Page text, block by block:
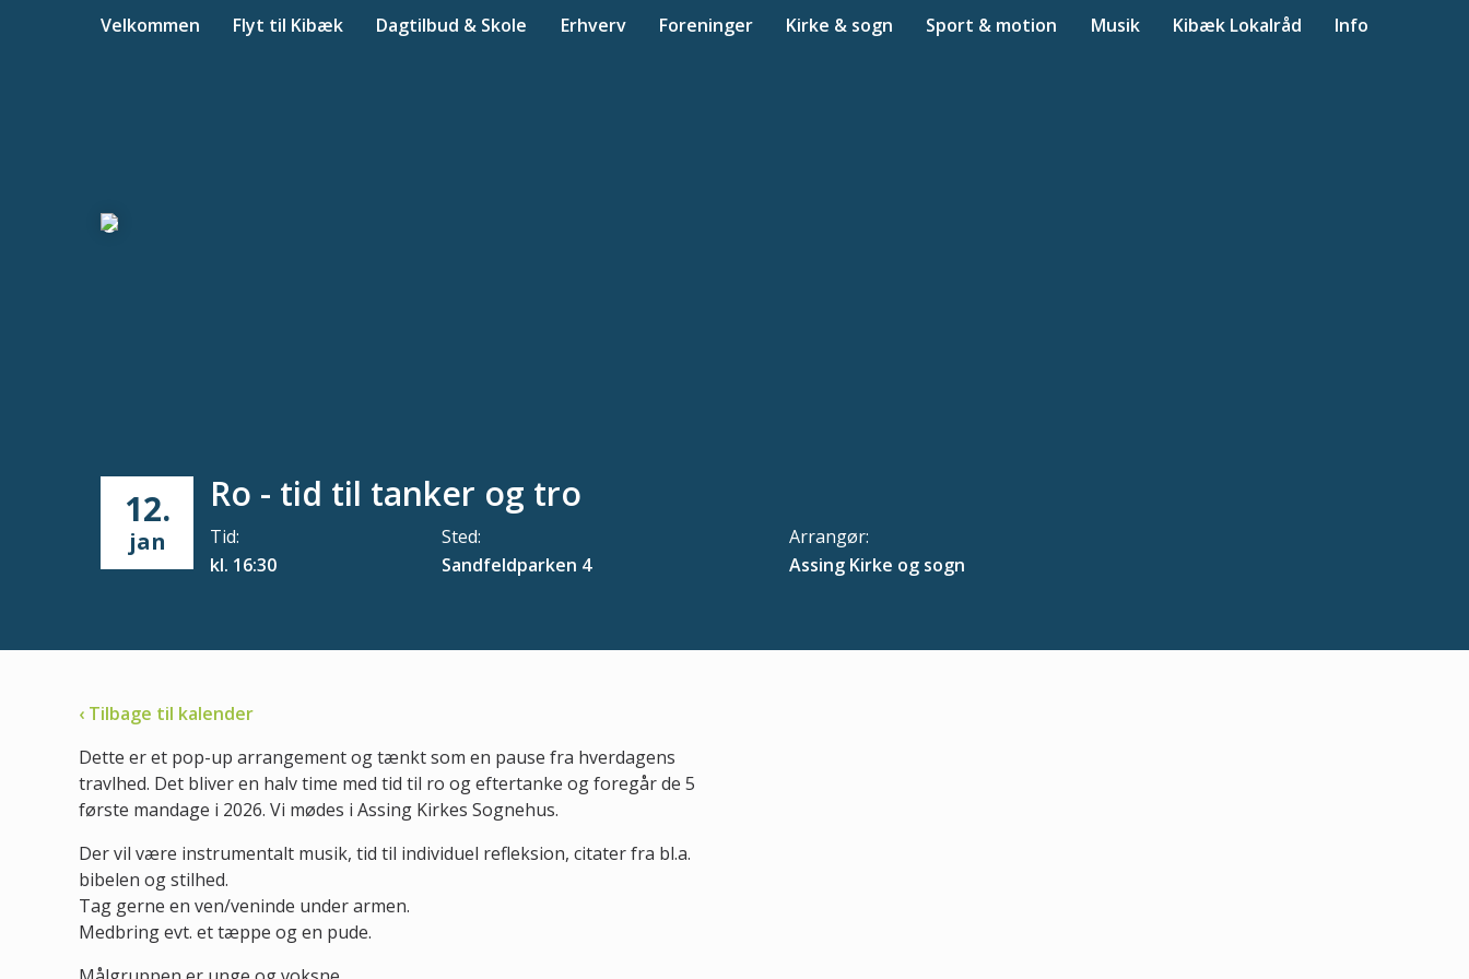
Velkommen Flyt til Kibæk Dagtilbud & Skole Erhverv Foreninger Kirke & sogn Sport & motion Musik Kibæk Lokalråd Info
12.
jan
Ro - tid til tanker og tro
Tid:
kl. 16:30
Sted:
Sandfeldparken 4
Arrangør:
Assing Kirke og sogn
‹ Tilbage til kalender
Dette er et pop-up arrangement og tænkt som en pause fra hverdagens
travlhed. Det bliver en halv time med tid til ro og eftertanke og foregår de 5
første mandage i 2026. Vi mødes i Assing Kirkes Sognehus.
Der vil være instrumentalt musik, tid til individuel refleksion, citater fra bl.a.
bibelen og stilhed.
Tag gerne en ven/veninde under armen.
Medbring evt. et tæppe og en pude.